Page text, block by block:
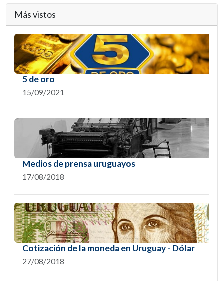
Más vistos
5 de oro
15/09/2021
Medios de prensa uruguayos
17/08/2018
Cotización de la moneda en Uruguay - Dólar
27/08/2018